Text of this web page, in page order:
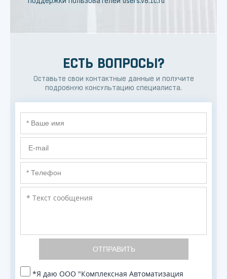
ЕСТЬ ВОПРОСЫ?
Оставьте свои контактные данные и получите
подробную консультацию специалиста.
*Я даю ООО "Комплексная Автоматизация
ОТПРАВИТЬ